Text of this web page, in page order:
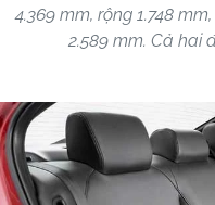
4.369 mm, rộng 1.748
2.589 mm. Cả hai